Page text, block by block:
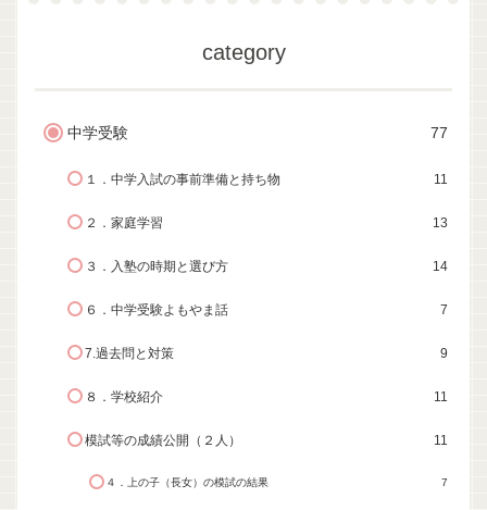
category
中学受験 77
１．中学入試の事前準備と持ち物 11
２．家庭学習 13
３．入塾の時期と選び方 14
６．中学受験よもやま話 7
7.過去問と対策 9
８．学校紹介 11
模試等の成績公開（２人） 11
４．上の子（長女）の模試の結果 7